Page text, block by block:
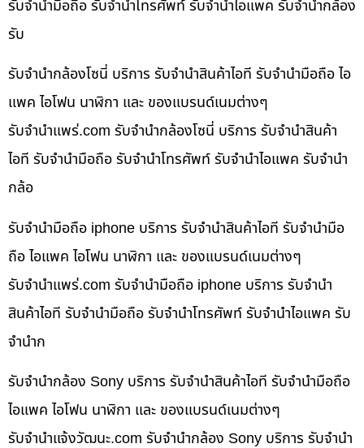
รับจำนำมือถือ รับจำนำโทรศัพท์ รับจำนำไอแพค รับจำนำกล้อง
รับ
รับจำนำกล้องโซนี่ บริการ รับจำนำสินค้าไอที รับจำนำมือถือ ไอ
แพค ไอโฟน นาฬิกา และ ของแบรนด์เนมต่างๆ
รับจํานําแพร่.com รับจำนำกล้องโซนี่ บริการ รับจำนำสินค้า
ไอที รับจำนำมือถือ รับจำนำโทรศัพท์ รับจำนำไอแพค รับจำนำ
กล้อ
รับจำนำมือถือ iphone บริการ รับจำนำสินค้าไอที รับจำนำมือ
ถือ ไอแพค ไอโฟน นาฬิกา และ ของแบรนด์เนมต่างๆ
รับจํานําแพร่.com รับจำนำมือถือ iphone บริการ รับจำนำ
สินค้าไอที รับจำนำมือถือ รับจำนำโทรศัพท์ รับจำนำไอแพค รับ
จำนำก
รับจำนำกล้อง Sony บริการ รับจำนำสินค้าไอที รับจำนำมือถือ
ไอแพค ไอโฟน นาฬิกา และ ของแบรนด์เนมต่างๆ
รับจํานําแจ้งวัฒนะ.com รับจำนำกล้อง Sony บริการ รับจำนำ